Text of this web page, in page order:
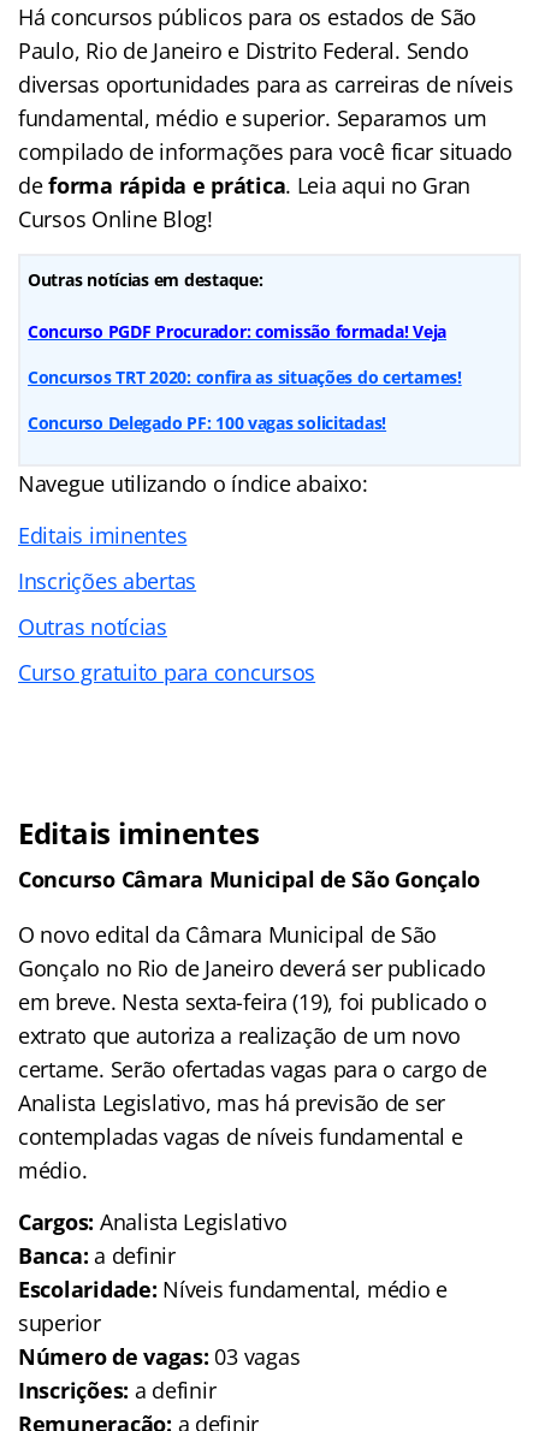
Há concursos públicos para os estados de São
Paulo, Rio de Janeiro e Distrito Federal. Sendo
diversas oportunidades para as carreiras de níveis
fundamental, médio e superior. Separamos um
compilado de informações para você ficar situado
deforma rápida e prática. Leia aqui no Gran
Cursos Online Blog!
Outras notícias em destaque:
Concurso PGDF Procurador: comissão formada! Veja
Concursos TRT 2020: confira as situações do certames!
Concurso Delegado PF: 100 vagas solicitadas!
Navegue utilizando o índice abaixo:
Editais iminentes
Inscrições abertas
Outras notícias
Curso gratuito para concursos
Editais iminentes
Concurso Câmara Municipal de São Gonçalo
O novo edital da Câmara Municipal de São
Gonçalo no Rio de Janeiro deverá ser publicado
em breve. Nesta sexta-feira (19), foi publicado o
extrato que autoriza a realização de um novo
certame. Serão ofertadas vagas para o cargo de
Analista Legislativo, mas há previsão de ser
contempladas vagas de níveis fundamental e
médio.
Cargos: Analista Legislativo
Banca: a definir
Escolaridade: Níveis fundamental, médio e
superior
Número de vagas: 03 vagas
Inscrições: a definir
Remuneração: a definir